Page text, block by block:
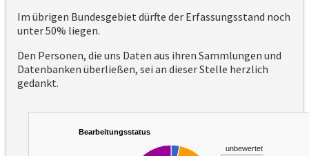
Im übrigen Bundesgebiet dürfte der Erfassungsstand noch
unter 50% liegen.
Den Personen, die uns Daten aus ihren Sammlungen und
Datenbanken überließen, sei an dieser Stelle herzlich
gedankt.
Bearbeitungsstatus
unbewertet